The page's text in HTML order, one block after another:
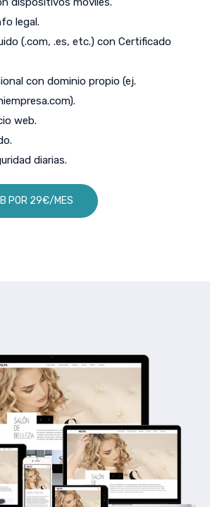
legal.
(.com, .es, etc.) con Certificado
con dominio propio (ej.
).
web.
diarias.
POR 29€/MES